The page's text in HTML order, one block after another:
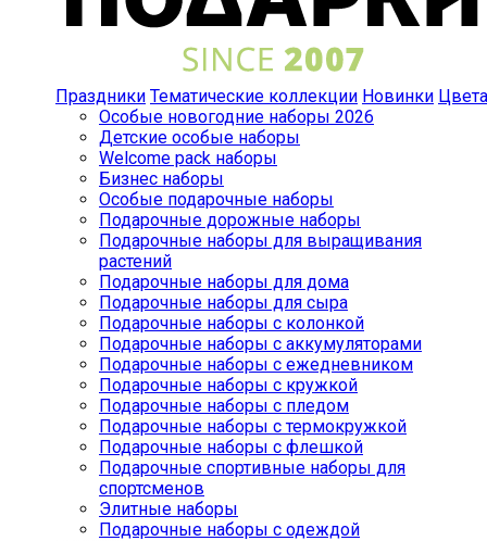
Праздники Тематические коллекции Новинки Цвета
Особые новогодние наборы 2026
Детские особые наборы
Welcome pack наборы
Бизнес наборы
Особые подарочные наборы
Подарочные дорожные наборы
Подарочные наборы для выращивания
растений
Подарочные наборы для дома
Подарочные наборы для сыра
Подарочные наборы с колонкой
Подарочные наборы с аккумуляторами
Подарочные наборы с ежедневником
Подарочные наборы с кружкой
Подарочные наборы с пледом
Подарочные наборы с термокружкой
Подарочные наборы с флешкой
Подарочные спортивные наборы для
спортсменов
Элитные наборы
Подарочные наборы с одеждой